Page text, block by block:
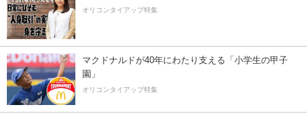
オリコンタイアップ特集
マクドナルドが40年にわたり支える「小学生の甲子
園」
オリコンタイアップ特集